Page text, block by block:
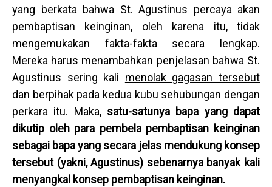
yang berkata bahwa St. Agustinus percaya akan
pembaptisan keinginan, oleh karena itu, tidak
mengemukakan fakta-fakta secara lengkap.
Mereka harus menambahkan penjelasan bahwa St.
Agustinus sering kali menolak gagasan tersebut
dan berpihak pada kedua kubu sehubungan dengan
perkara itu. Maka, satu-satunya bapa yang dapat
dikutip oleh para pembela pembaptisan keinginan
sebagai bapa yang secara jelas mendukung konsep
tersebut (yakni, Agustinus) sebenarnya banyak kali
menyangkal konsep pembaptisan keinginan.